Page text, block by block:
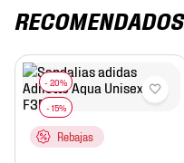
RECOMENDADOS
Rebajas